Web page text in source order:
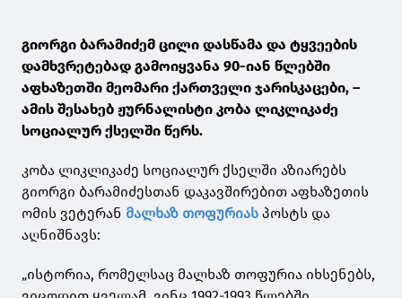
გიორგი ბარამიძემ ცილი დასწამა და ტყვეების
დამხვრეტებად გამოიყვანა 90-იან წლებში
აფხაზეთში მეომარი ქართველი ჯარისკაცები, –
ამის შესახებ ჟურნალისტი კობა ლიკლიკაძე
სოციალურ ქსელში წერს.
კობა ლიკლიკაძე სოციალურ ქსელში აზიარებს
გიორგი ბარამიძესთან დაკავშირებით აფხაზეთის
ომის ვეტერან მალხაზ თოფურიას პოსტს და
აღნიშნავს:
„ისტორია, რომელსაც მალხაზ თოფურია იხსენებს,